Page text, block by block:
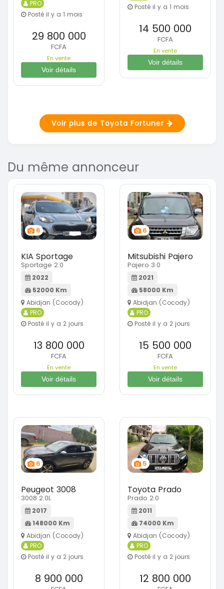
PRO
Posté il y a 1 mois
29 800 000
FCFA
En vente
Voir détails
Posté il y a 1 mois
14 500 000
FCFA
En vente
Voir détails
Voir plus de Toyota Fortuner
Du même annonceur
6
KIA Sportage
Sportage 2.0
2022
52000 Km
Abidjan (Cocody)
PRO
Posté il y a 2 jours
13 800 000
FCFA
En vente
Voir détails
6
Mitsubishi Pajero
Pajero 3.0
2021
58000 Km
Abidjan (Cocody)
PRO
Posté il y a 2 jours
15 500 000
FCFA
En vente
Voir détails
6
Peugeot 3008
3008 2.0L
2017
148000 Km
Abidjan (Cocody)
PRO
Posté il y a 2 jours
8 900 000
5
Toyota Prado
Prado 2.0
2011
74000 Km
Abidjan (Cocody)
PRO
Posté il y a 2 jours
12 800 000